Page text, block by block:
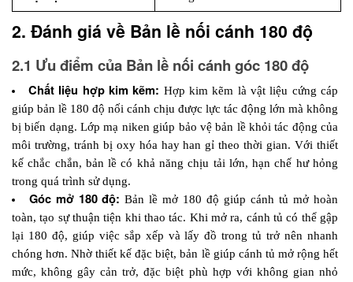
2. Đánh giá về Bản lề nối cánh 180 độ
2.1 Ưu điểm của Bản lề nối cánh góc 180 độ
Chất liệu hợp kim kẽm: Hợp kim kẽm là vật liệu cứng cáp
giúp bản lề 180 độ nối cánh chịu được lực tác động lớn mà không
bị biến dạng. Lớp mạ niken giúp bảo vệ bản lề khỏi tác động của
môi trường, tránh bị oxy hóa hay han gỉ theo thời gian. Với thiết
kế chắc chắn, bản lề có khả năng chịu tải lớn, hạn chế hư hỏng
trong quá trình sử dụng.
Góc mở 180 độ: Bản lề mở 180 độ giúp cánh tủ mở hoàn
toàn, tạo sự thuận tiện khi thao tác. Khi mở ra, cánh tủ có thể gập
lại 180 độ, giúp việc sắp xếp và lấy đồ trong tủ trở nên nhanh
chóng hơn. Nhờ thiết kế đặc biệt, bản lề giúp cánh tủ mở rộng hết
mức, không gây cản trở, đặc biệt phù hợp với không gian nhỏ